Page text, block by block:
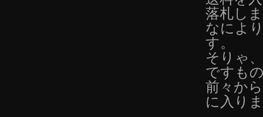
落札し
なによ
す。
そりゃ
ですも
前々か
に入り